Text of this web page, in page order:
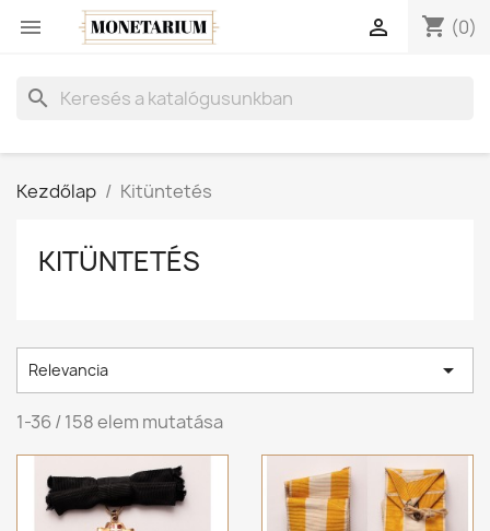
 shopping_cart (0)

search
Kezdőlap Kitüntetés
KITÜNTETÉS
Relevancia 
1-36 / 158 elem mutatása